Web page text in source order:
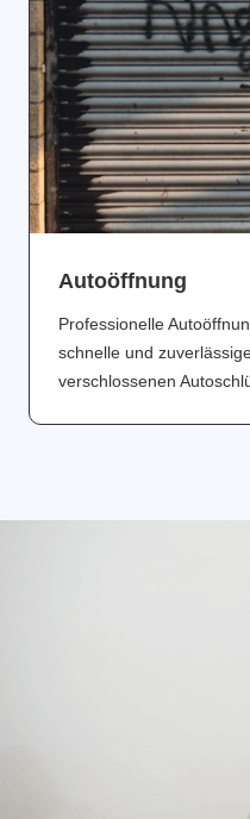
Аutoöffnung
Professionelle
schnelle und
verschlossenen